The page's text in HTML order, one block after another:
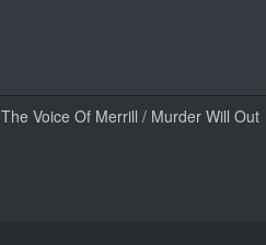
The Voice Of Merrill / Murder Will Out